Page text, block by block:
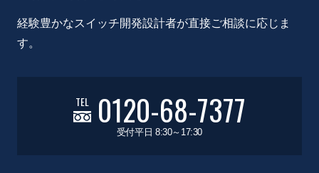
経験豊かなスイッチ開発設計者が直接ご相談に応じま
す。
TEL 0120-68-7377
受付平日 8:30～17:30